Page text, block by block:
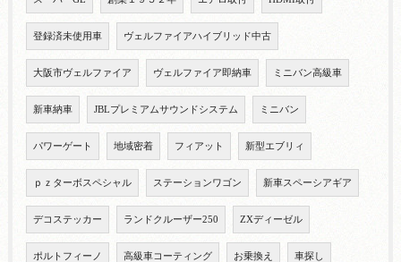
登録済未使用車 ヴェルファイアハイブリッド中古
大阪市ヴェルファイア ヴェルファイア即納車 ミニバン高級車
新車納車 JBLプレミアムサウンドシステム ミニバン
パワーゲート 地域密着 フィアット 新型エブリィ
ｐｚターボスペシャル ステーションワゴン 新車スペーシアギア
デコステッカー ランドクルーザー250 ZXディーゼル
ポルトフィーノ 高級車コーティング お乗換え 車探し